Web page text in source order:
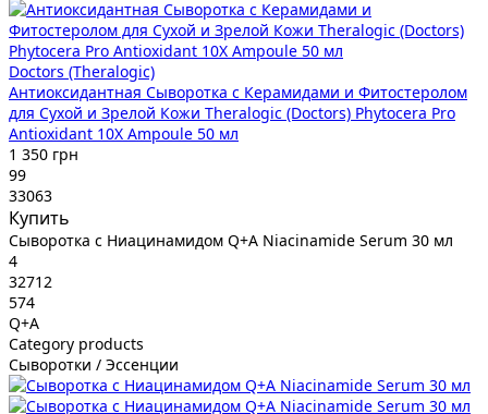
Doctors (Theralogic)
Антиоксидантная Сыворотка с Керамидами и Фитостеролом
для Сухой и Зрелой Кожи Theralogic (Doctors) Phytocera Pro
Antioxidant 10X Ampoule 50 мл
1 350 грн
99
33063
Купить
Сыворотка с Ниацинамидом Q+A Niacinamide Serum 30 мл
4
32712
574
Q+A
Category products
Сыворотки / Эссенции